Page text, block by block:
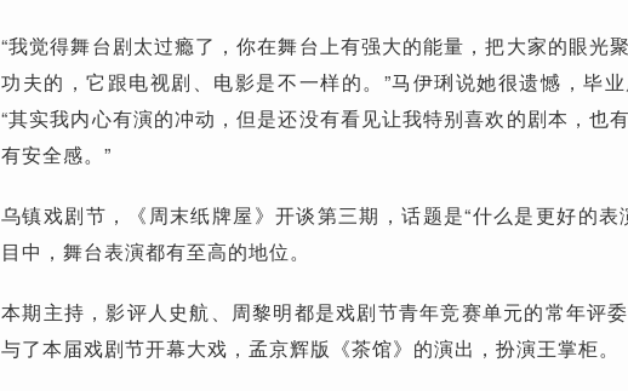
“我觉得舞台剧太过瘾了，你在舞台上有强大的能量，把大家的眼光
功夫的，它跟电视剧、电影是不一样的。”马伊琍说她很遗憾，毕
“其实我内心有演的冲动，但是还没有看见让我特别喜欢的剧本，也
有安全感。”
乌镇戏剧节，《周末纸牌屋》开谈第三期，话题是“什么是更好的表
目中，舞台表演都有至高的地位。
本期主持，影评人史航、周黎明都是戏剧节青年竞赛单元的常年评
与了本届戏剧节开幕大戏，孟京辉版《茶馆》的演出，扮演王掌柜。